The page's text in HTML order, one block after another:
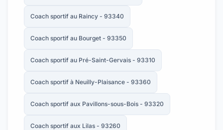
Coach sportif au Raincy - 93340
Coach sportif au Bourget - 93350
Coach sportif au Pré-Saint-Gervais - 93310
Coach sportif à Neuilly-Plaisance - 93360
Coach sportif aux Pavillons-sous-Bois - 93320
Coach sportif aux Lilas - 93260